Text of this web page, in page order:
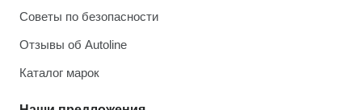
Советы по безопасности
Отзывы об Autoline
Каталог марок